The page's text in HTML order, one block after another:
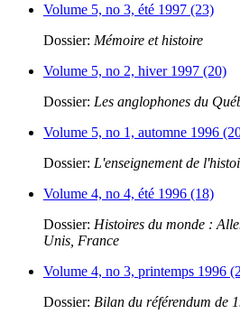
Volume 5, no 3, été 1997 (23)
Dossier: Mémoire et histoire
Volume 5, no 2, hiver 1997 (20)
Dossier: Les anglophones du
Volume 5, no 1, automne 1996
Dossier: L'enseignement de
Volume 4, no 4, été 1996 (18)
Dossier: Histoires du monde :
Unis, France
Volume 4, no 3, printemps 1996
Dossier: Bilan du référendum de